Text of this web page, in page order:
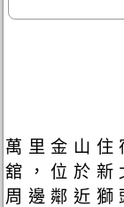
萬里金山
舘，位於新
周邊鄰近獅